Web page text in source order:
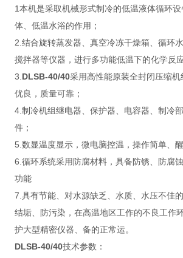
1本机是采取机械形式制冷的低温液体循环
体、低温水浴的作用；
2.结合旋转蒸发器、真空冷冻干燥箱、循环
搅拌器等仪器，进行多功能低温下的化学反
3. DLSB-40/40采用高性能原装全封闭压缩
优良，质量可靠；
4.制冷机组继电器、保护器、电容器、制冷
件；
5.数显温度显示，微电脑控温，操作简单、
6.循环系统采用防腐材料，具备防锈、防腐
功能
7.具有节能、对水源缺乏、水质、水压不佳
结垢、防污染，在高温地区工作的不良工作
护大型精密仪器、备的正常运。
DLSB-40/40技术参数：